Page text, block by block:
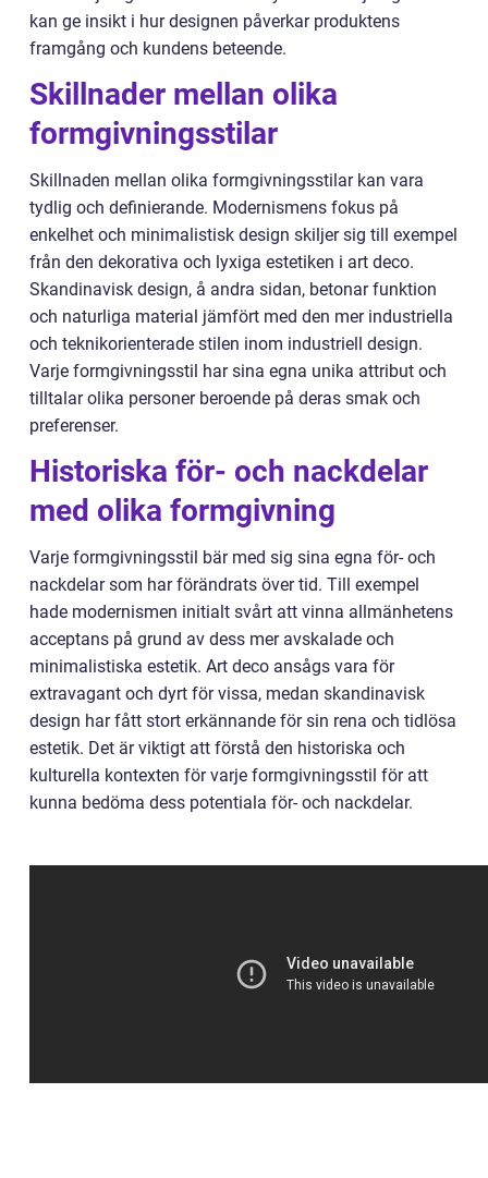
kan ge insikt i hur designen påverkar produktens
framgång och kundens beteende.
Skillnader mellan olika
formgivningsstilar
Skillnaden mellan olika formgivningsstilar kan vara
tydlig och definierande. Modernismens fokus på
enkelhet och minimalistisk design skiljer sig till exempel
från den dekorativa och lyxiga estetiken i art deco.
Skandinavisk design, å andra sidan, betonar funktion
och naturliga material jämfört med den mer industriella
och teknikorienterade stilen inom industriell design.
Varje formgivningsstil har sina egna unika attribut och
tilltalar olika personer beroende på deras smak och
preferenser.
Historiska för- och nackdelar
med olika formgivning
Varje formgivningsstil bär med sig sina egna för- och
nackdelar som har förändrats över tid. Till exempel
hade modernismen initialt svårt att vinna allmänhetens
acceptans på grund av dess mer avskalade och
minimalistiska estetik. Art deco ansågs vara för
extravagant och dyrt för vissa, medan skandinavisk
design har fått stort erkännande för sin rena och tidlösa
estetik. Det är viktigt att förstå den historiska och
kulturella kontexten för varje formgivningsstil för att
kunna bedöma dess potentiala för- och nackdelar.